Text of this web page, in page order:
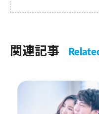
関連記事